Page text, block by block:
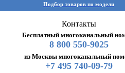
Подбор товаров по модели
Контакты
Бесплатный многоканальный
8 800 550-9025
из Москвы многоканальный
+7 495 740-09-79